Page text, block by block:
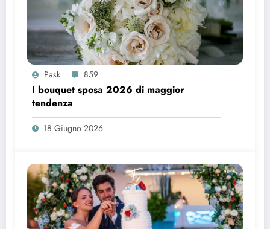
Pask 859
I bouquet sposa 2026 di maggior
tendenza
18 Giugno 2026